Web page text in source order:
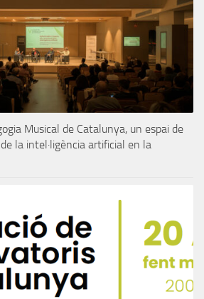
Musical de Catalunya, un espai de
la intel·ligència artificial en la